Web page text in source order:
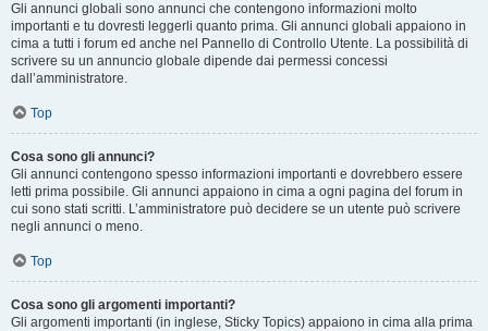
Gli annunci globali sono annunci che contengono informazioni molto
importanti e tu dovresti leggerli quanto prima. Gli annunci globali appaiono in
cima a tutti i forum ed anche nel Pannello di Controllo Utente. La possibilità di
scrivere su un annuncio globale dipende dai permessi concessi
dall’amministratore.
Top
Cosa sono gli annunci?
Gli annunci contengono spesso informazioni importanti e dovrebbero essere
letti prima possibile. Gli annunci appaiono in cima a ogni pagina del forum in
cui sono stati scritti. L’amministratore può decidere se un utente può scrivere
negli annunci o meno.
Top
Cosa sono gli argomenti importanti?
Gli argomenti importanti (in inglese, Sticky Topics) appaiono in cima alla prima